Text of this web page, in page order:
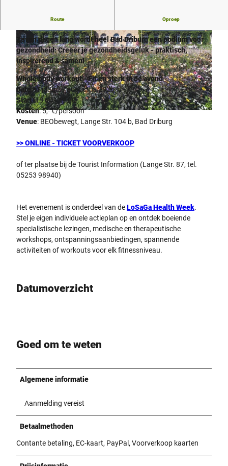
© pexels |CC-BY-NC-ND
© Bad Driburger Touristik GmbH |
Route Oproep
Gezond op vakantie!
Zeven dagen lang wordt heel Bad Driburg een podium voor
gezondheid: Creëer je gezondheidsgeluk - praktisch,
inspirerend & samen!
Whole body workout - Fit en sterk in de avond
Date : vrijdag 28 augustus 2026
Start: 18:00 - 19:00
Kosten: 5,- €/persoon
Venue: BEObewegt, Lange Str. 104 b, Bad Driburg
>> ONLINE - TICKET VOORVERKOOP
of ter plaatse bij de Tourist Information (Lange Str. 87, tel.
05253 98940)
Het evenement is onderdeel van deLoSaGa Health Week.
Stel je eigen individuele actieplan op en ontdek boeiende
specialistische lezingen, medische en therapeutische
workshops, ontspanningsaanbiedingen, spannende
activiteiten of workouts voor elk fitnessniveau.
Datumoverzicht
Goed om te weten
Algemene informatie
Aanmelding vereist
Betaalmethoden
Contante betaling, EC-kaart, PayPal, Voorverkoop kaarten